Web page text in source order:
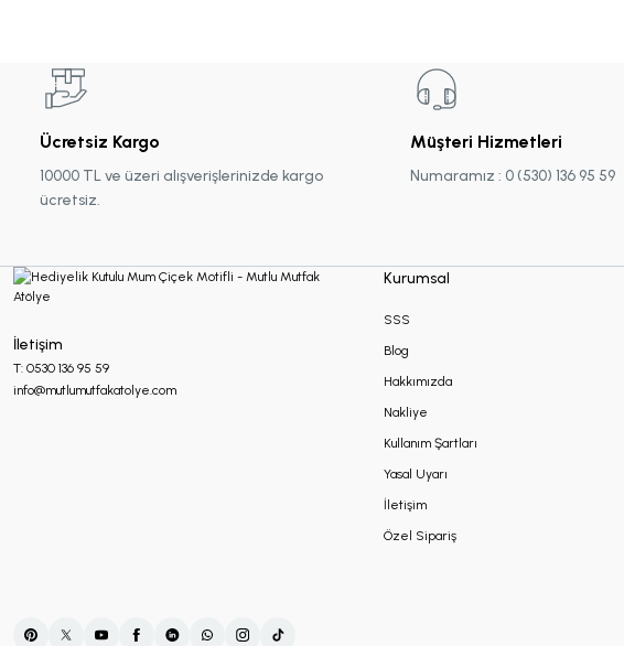
Ücretsiz Kargo
10000 TL ve üzeri alışverişlerinizde kargo
ücretsiz.
Müşteri Hizmetleri
Numaramız : 0 (530) 136 95 59
İletişim
T: 0530 136 95 59
info@mutlumutfakatolye.com
Kurumsal
SSS
Blog
Hakkımızda
Nakliye
Kullanım Şartları
Yasal Uyarı
İletişim
Özel Sipariş